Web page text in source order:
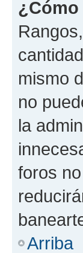
mismo
no
la
foros
Arriba